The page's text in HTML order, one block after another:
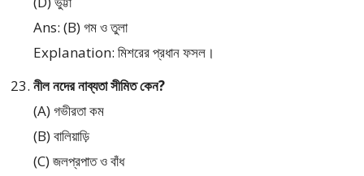
Ans: (B) গম ও তুলা
Explanation: মিশরের প্রধান ফসল।
নীল নদের নাব্যতা সীমিত কেন?
(A) গভীরতা কম
(B) বালিয়াড়ি
(C) জলপ্রপাত ও বাঁধ